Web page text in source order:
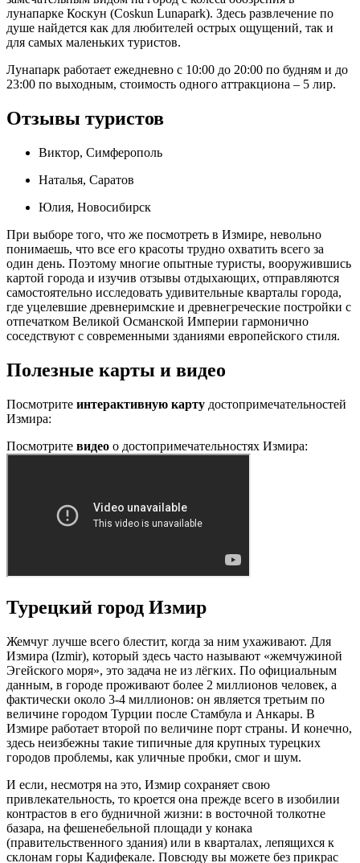
лунапарке Коскун (Coskun Lunapark). Здесь развлечение по
душе найдется как для любителей острых ощущений, так и
для самых маленьких туристов.
Лунапарк работает ежедневно с 10:00 до 20:00 по будням и до
23:00 по выходным, стоимость одного аттракциона – 5 лир.
Отзывы туристов
Виктор, Симферополь
Наталья, Саратов
Юлия, Новосибирск
При выборе того, что же посмотреть в Измире, невольно
понимаешь, что все его красоты трудно охватить всего за
один день. Поэтому многие опытные туристы, вооружившись
картой города и изучив отзывы отдыхающих, отправляются
самостоятельно исследовать удивительные кварталы города,
где уцелевшие древнеримские и древнегреческие постройки с
отпечатком Великой Османской Империи гармонично
соседствуют с современными зданиями европейского стиля.
Полезные карты и видео
Посмотрите интерактивную карту достопримечательностей
Измира:
Посмотрите видео о достопримечательностях Измира:
Турецкий город Измир
Жемчуг лучше всего блестит, когда за ним ухаживают. Для
Измира (Izmir), который здесь часто называют «жемчужиной
Эгейского моря», это задача не из лёгких. По официальным
данным, в городе проживают более 2 миллионов человек, а
фактически около 3-4 миллионов: он является третьим по
величине городом Турции после Стамбула и Анкары. В
Измире работает второй по величине порт страны. И конечно,
здесь неизбежны такие типичные для крупных турецких
городов проблемы, как уличные пробки, смог и шум.
И если, несмотря на это, Измир сохраняет свою
привлекательность, то кроется она прежде всего в изобилии
контрастов в его будничной жизни: в восточной толкотне
базара, на фешенебельной площади у конака
(правительственного здания) или в кварталах, лепящихся к
склонам горы Кадифекале. Повсюду вы можете без прикрас